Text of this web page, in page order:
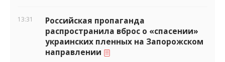
13:31
Российская пропаганда
распространила вброс о «спасении»
украинских пленных на Запорожском
направлении